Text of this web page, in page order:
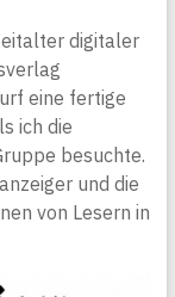
digitaler
eine fertige
ich die
besuchte.
und die
von Lesern in